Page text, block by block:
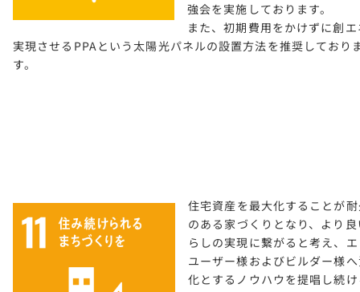
強会を実施しております。
また、初期費用をかけずに創
実現させるPPAという太陽光パネルの設置方法を推奨しており
す。
住宅資産を最大化することが
のある家づくりとなり、より
らしの実現に繋がると考え、
ユーザー様およびビルダー様
化とするノウハウを提唱し続